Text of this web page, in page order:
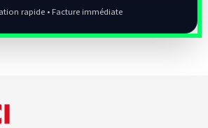
rapide • Facture immédiate